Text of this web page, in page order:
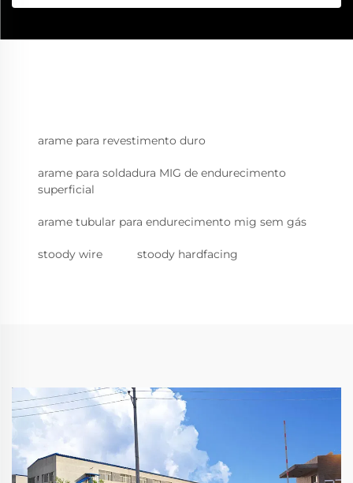
arame para revestimento duro
arame para soldadura MIG de endurecimento
superficial
arame tubular para endurecimento mig sem gás
stoody wire stoody hardfacing